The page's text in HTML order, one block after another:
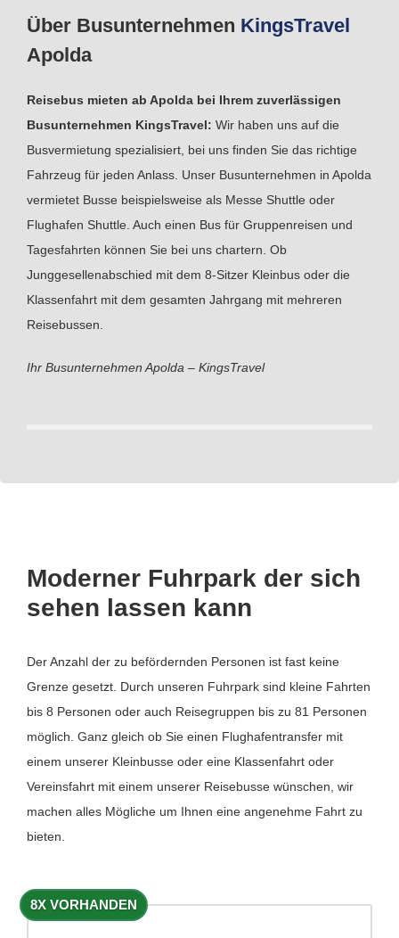
Über Busunternehmen KingsTravel
Apolda
Reisebus mieten ab Apolda bei Ihrem zuverlässigen
Busunternehmen KingsTravel: Wir haben uns auf die
Busvermietung spezialisiert, bei uns finden Sie das richtige
Fahrzeug für jeden Anlass. Unser Busunternehmen in Apolda
vermietet Busse beispielsweise als Messe Shuttle oder
Flughafen Shuttle. Auch einen Bus für Gruppenreisen und
Tagesfahrten können Sie bei uns chartern. Ob
Junggesellenabschied mit dem 8-Sitzer Kleinbus oder die
Klassenfahrt mit dem gesamten Jahrgang mit mehreren
Reisebussen.
Ihr Busunternehmen Apolda – KingsTravel
Moderner Fuhrpark der sich
sehen lassen kann
Der Anzahl der zu befördernden Personen ist fast keine
Grenze gesetzt. Durch unseren Fuhrpark sind kleine Fahrten
bis 8 Personen oder auch Reisegruppen bis zu 81 Personen
möglich. Ganz gleich ob Sie einen Flughafentransfer mit
einem unserer Kleinbusse oder eine Klassenfahrt oder
Vereinsfahrt mit einem unserer Reisebusse wünschen, wir
machen alles Mögliche um Ihnen eine angenehme Fahrt zu
bieten.
8X VORHANDEN